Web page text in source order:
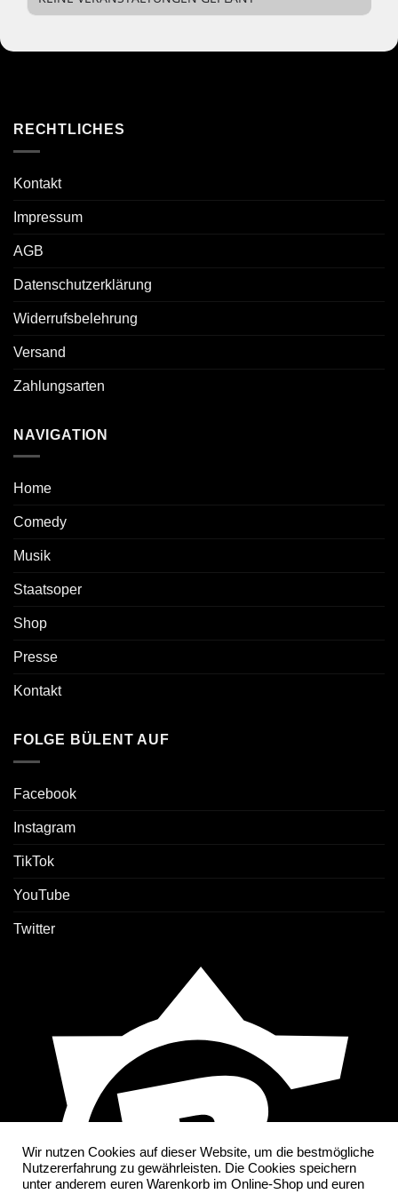
RECHTLICHES
Kontakt
Impressum
AGB
Datenschutzerklärung
Widerrufsbelehrung
Versand
Zahlungsarten
NAVIGATION
Home
Comedy
Musik
Staatsoper
Shop
Presse
Kontakt
FOLGE BÜLENT AUF
Facebook
Instagram
TikTok
YouTube
Twitter
Wir nutzen Cookies auf dieser Website, um die bestmögliche
Nutzererfahrung zu gewährleisten. Die Cookies speichern
unter anderem euren Warenkorb im Online-Shop und euren